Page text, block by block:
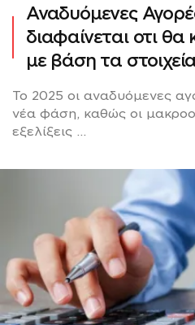
Αναδυόμενες
διαφαίνεται οτι θα
με βάση τα
Το 2025 οι αναδυόμενες
νέα φάση, καθώς οι
εξελίξεις ...